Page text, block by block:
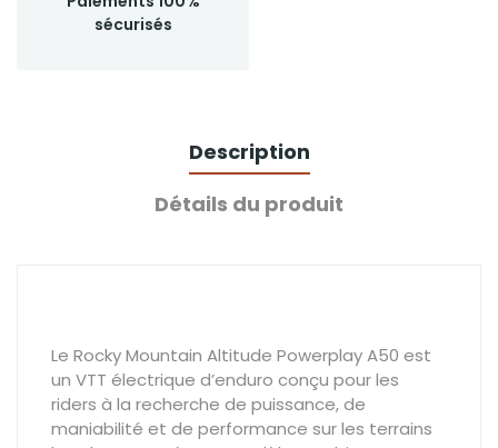
sécurisés
Description
Détails du produit
Le Rocky Mountain Altitude Powerplay A50 est
un VTT électrique d’enduro conçu pour les
riders à la recherche de puissance, de
maniabilité et de performance sur les terrains